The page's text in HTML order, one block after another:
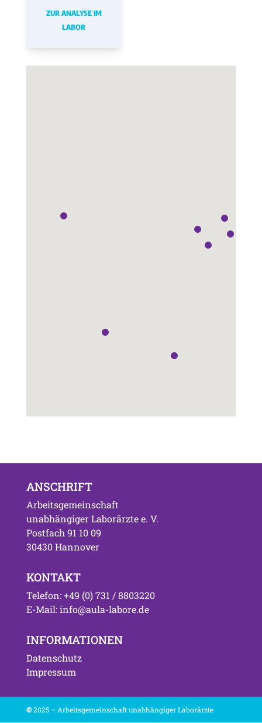
ZUR ANALYSE IM
LABOR
ANSCHRIFT
Arbeitsgemeinschaft
unabhängiger Laborärzte e. V.
Postfach 91 10 09
30430 Hannover
KONTAKT
Telefon: +49 (0) 731 / 8803220
E-Mail: info@aula-labore.de
INFORMATIONEN
Datenschutz
Impressum
©2025 – Arbeitsgemeinschaft unabhängiger Laborärzte